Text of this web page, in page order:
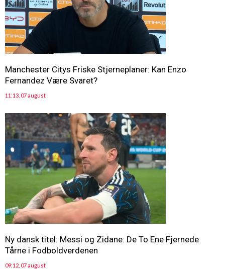
Manchester Citys Friske Stjerneplaner: Kan Enzo
Fernandez Være Svaret?
11:13, 07 august
Ny dansk titel: Messi og Zidane: De To Ene Fjernede
Tårne i Fodboldverdenen
09:12, 07 august